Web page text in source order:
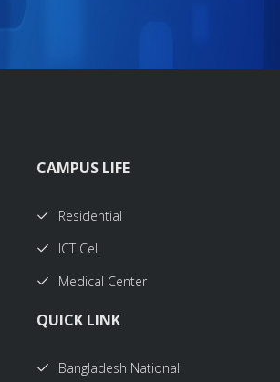
CAMPUS LIFE
Residential
ICT Cell
Medical Center
QUICK LINK
Bangladesh National